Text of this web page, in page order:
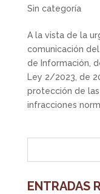
Sin categoría
A la vista de la
comunicación
de Información,
Ley 2/2023, de
protección de
infracciones
ENTRADAS